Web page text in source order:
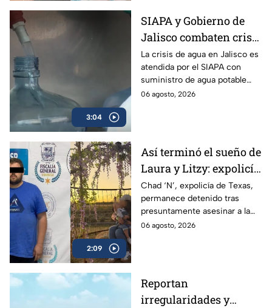
3:04
SIAPA y Gobierno de
Jalisco combaten crisis
de agua y llevan
suministro potable
gratuito a colonias
afectadas
La crisis de agua en Jalisco es
atendida por el SIAPA con
suministro de agua potable
gratuito, nuevas obras de
06 agosto, 2026
2:09
Así terminó el sueño de
Laura y Litzy: expolicía
de Texas permanece
detenido por
multihomicidio en
Saltillo
Chad ‘N’, expolicía de Texas,
permanece detenido tras
presuntamente asesinar a la
familia de su expareja en
06 agosto, 2026
Reportan
irregularidades y